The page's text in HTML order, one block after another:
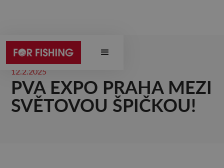
12.2.2025
PVA EXPO PRAHA MEZI
SVĚTOVOU ŠPIČKOU!